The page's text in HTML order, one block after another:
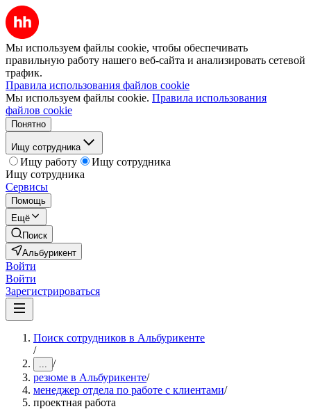
Мы используем файлы cookie, чтобы обеспечивать
правильную работу нашего веб-сайта и анализировать сетевой
трафик.
Правила использования файлов cookie
Мы используем файлы cookie. Правила использования
файлов cookie
Понятно
Ищу сотрудника
Ищу работу
Ищу сотрудника
Ищу сотрудника
Сервисы
Помощь
Ещё
Поиск
Альбурикент
Войти
Войти
Зарегистрироваться
Поиск сотрудников в Альбурикенте
/
... /
резюме в Альбурикенте/
менеджер отдела по работе с клиентами/
проектная работа